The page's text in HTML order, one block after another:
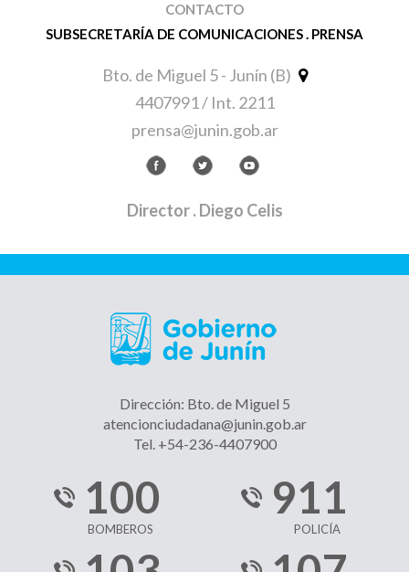
CONTACTO
SUBSECRETARÍA DE COMUNICACIONES . PRENSA
Bto. de Miguel 5 - Junín (B)
4407991 / Int. 2211
prensa@junin.gob.ar
Director. Diego Celis
Dirección: Bto. de Miguel 5
atencionciudadana@junin.gob.ar
Tel. +54-236-4407900
100
BOMBEROS
911
POLICÍA